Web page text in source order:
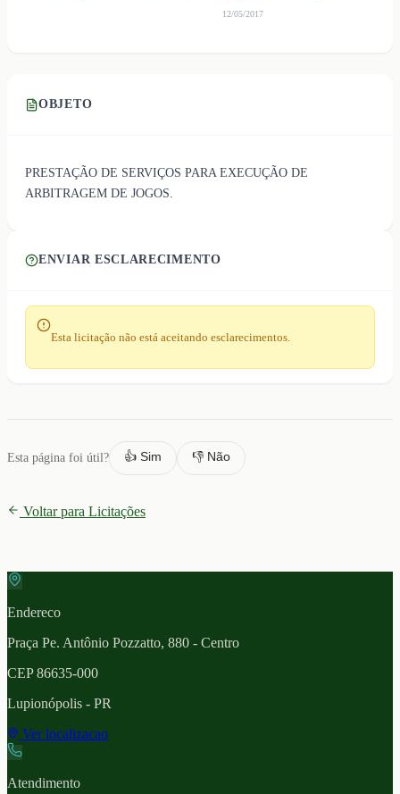
12/05/2017
OBJETO
PRESTAÇÃO DE SERVIÇOS PARA EXECUÇÃO DE
ARBITRAGEM DE JOGOS.
ENVIAR ESCLARECIMENTO
Esta licitação não está aceitando esclarecimentos.
Esta página foi útil? 👍 Sim 👎 Não
Voltar para Licitações
Endereco
Praça Pe. Antônio Pozzatto, 880 - Centro
CEP86635-000
Lupionópolis - PR
Ver localizacao
Atendimento